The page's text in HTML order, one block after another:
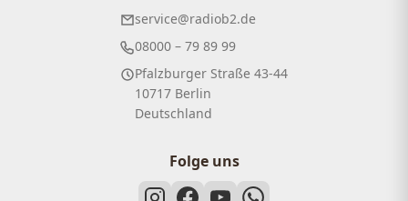
service@radiob2.de
08000 – 79 89 99
Pfalzburger Straße 43-44
10717 Berlin
Deutschland
Folge uns